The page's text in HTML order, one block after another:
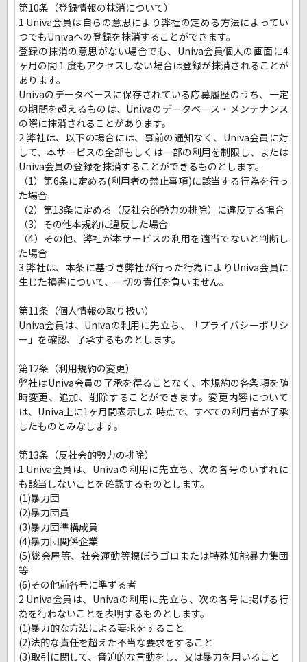
第10条（登録情報の抹消について）
1.Univa会員は自らの意思により弊社の定める方法によってい
つでもUnivaへの登録を抹消することができます。
登録の抹消の意思がない場合でも、Univa会員個人の画面に4
ヶ月の間１度もアクセスしない場合は登録が抹消されることが
あります。
Univaのデータベースに保存されている応募履歴のうち、一定
の期間を超えるものは、Univaのデータベース・メンテナンス
の際に抹消されることがあります。
2.弊社は、以下の場合には、事前の通知なく、Univa会員に対
して、本サービスの全部もしくは一部の利用を制限し、または
Univa会員の登録を抹消することができるものとします。
（1）第6条に定める(利用者の禁止事項)に該当する行為を行っ
た場合
（2）第13条に定める（反社会的勢力の排除）に違反する場合
（3）その他本規約に違反した場合
（4）その他、弊社が本サービスの利用を適当でないと判断し
た場合
3.弊社は、本条に基づき弊社が行った行為によりUniva会員に
生じた損害について、一切の責任を負いません。
第11条（個人情報の取り扱い）
Univa会員は、Univaの利用に先立ち、「プライバシーポリシ
ー」を確認、了承するものとします。
第12条（利用規約の変更）
弊社はUniva会員の了承を得ることなく、本規約の各条項を随
時変更、追加、削除することができます。変更内容について
は、Univa上に1ヶ月間表示した時点で、すべての利用者が了承
したものとみなします。
第13条（反社会的勢力の排除）
1.Univa会員は、Univaの利用に先立ち、次の各号のいずれに
も該当しないことを確認するものとします。
(1)暴力団
(2)暴力団員
(3)暴力団準構成員
(4)暴力団関係企業
(5)総会屋等、社会運動等標ぼうゴロまたは特殊知能暴力集団
等
(6)その他前各号に準ずる者
2.Univa会員は、Univaの利用に先立ち、次の各号に掲げる行
為を行わないことを表明するものとします。
(1)暴力的な方法による要求をすること
(2)法的な責任を超えた不当な要求をすること
(3)取引に関して、脅迫的な言動をし、又は暴力を用いること